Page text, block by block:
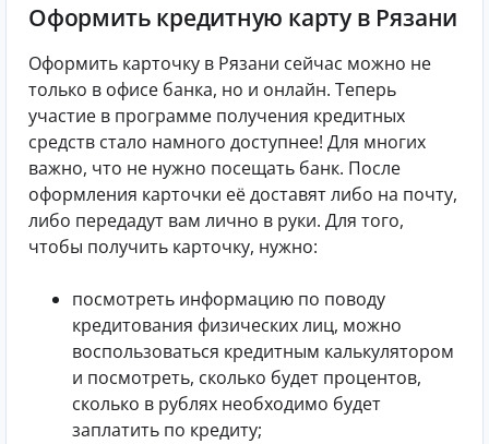
Оформить кредитную карту в Рязани
Оформить карточку в Рязани сейчас можно не
только в офисе банка, но и онлайн. Теперь
участие в программе получения кредитных
средств стало намного доступнее! Для многих
важно, что не нужно посещать банк. После
оформления карточки её доставят либо на почту,
либо передадут вам лично в руки. Для того,
чтобы получить карточку, нужно:
посмотреть информацию по поводу
кредитования физических лиц, можно
воспользоваться кредитным калькулятором
и посмотреть, сколько будет процентов,
сколько в рублях необходимо будет
заплатить по кредиту;